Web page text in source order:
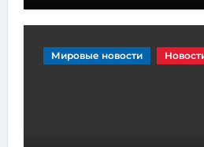
Мировые новости